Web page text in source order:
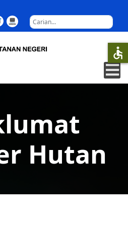
Carian
Hutan
accessible